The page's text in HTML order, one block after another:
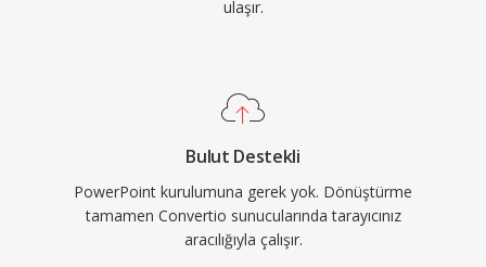
ulaşır.
Bulut Destekli
PowerPoint kurulumuna gerek yok. Dönüştürme
tamamen Convertio sunucularında tarayıcınız
aracılığıyla çalışır.